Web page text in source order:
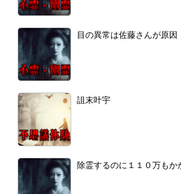
目の異常は佐藤さんが原因
詛末叶宇
除霊するのに１１０万もか